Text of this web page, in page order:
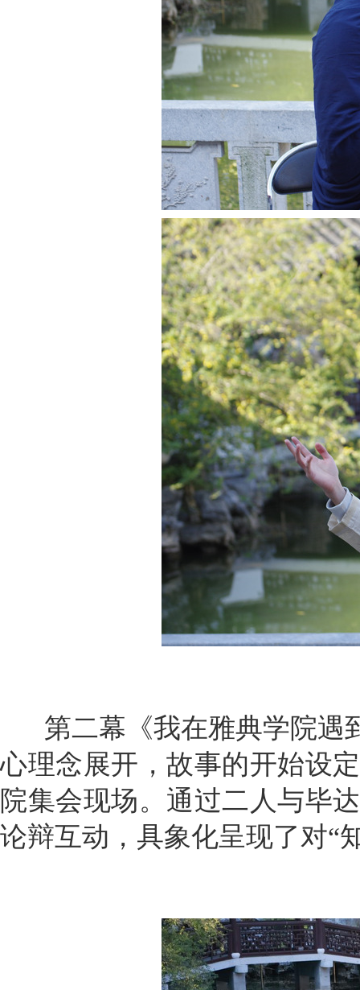
第二幕《我在雅典学院遇
心理念展开，故事的开始设
院集会现场。通过二人与毕
论辩互动，具象化呈现了对“